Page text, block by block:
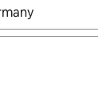
rezultati, moći